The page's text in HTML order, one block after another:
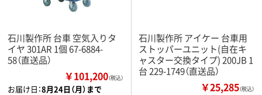
石川製作所 台車 空気入りタ
イヤ 301AR 1個 67-6884-
58（直送品）
￥101,200（税込）
お届け日：8月24日（月）まで
石川製作所 アイケー 台車用
ストッパーユニット(自在キ
ャスター交換タイプ) 200JB 1
台 229-1749（直送品）
￥25,285（税込）